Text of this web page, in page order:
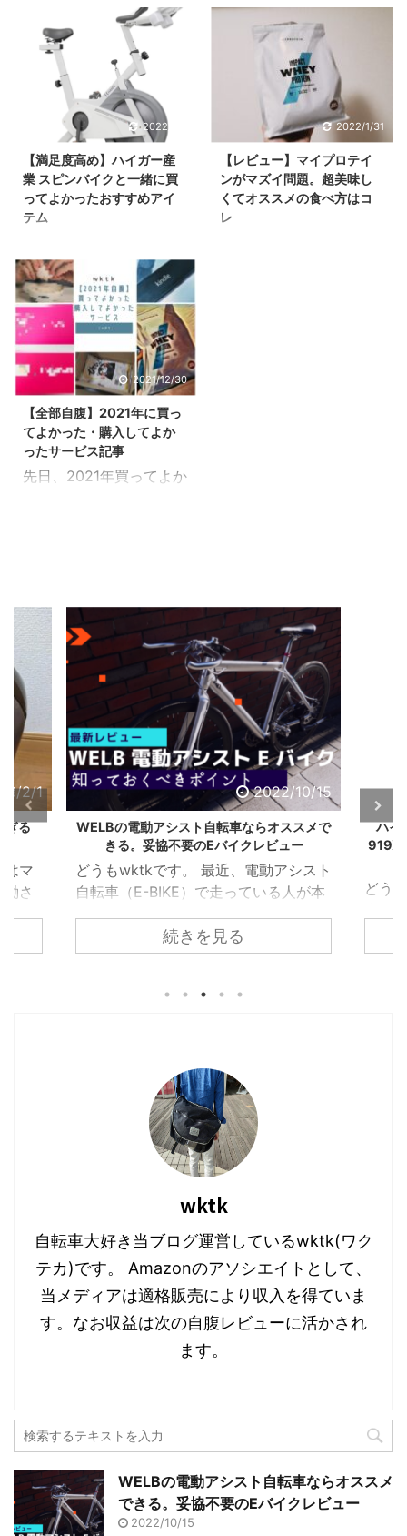
腹購入している私が、深
堀りしつつ解説します。
HG-YX-5006はこんなス
ピンバイク。 まずこれが
HG-YX-5006。 スピン
バイク デジタル計測付き
＼1年保 ...
ザインがかっこイイスピ
ンバイクが欲しい。アル
インコのスピンバイクっ
てどうなんだろう？ oK
です。スピンバイクを自
腹で購入してる私が深堀
りしつつ紹介していきま
す。 最新のアルインコは
グッと来る！ 今回アルイ
...
きすぎてスピンバイクな
んかもハマっています。
スピンバイクはハイガー
産業のHG-YX-5001 を
選択すれば間違いない＜
レビュー＞ さてそんなス
ピンバイクですが、市場
にはいろんな製品があふ
れています。 そこで今回
はこんな方向けの記事。
になる。マンションでも
使えるオススメのスピン
バイクってないかなぁ
oK です。 自腹でスピン
バイクを購入して、常に
ウォッチしてる私が深堀
りしつつ解説します。 こ
の記事 ...
wktk です。自転車大好
きすぎてスピンバイクな
んかもハマっています。
スピンバイクはハイガー
産業のHG-YX-5001 を
選択すれば間違いない＜
レビュー＞ さてそんなス
ピンバイクですが、市場
にはいろんな製品があふ
れています。 そこで今
回はこんな方向けの記
2022/2/7
【満足度高め】ハイガー産
業 スピンバイクと一緒に買
ってよかったおすすめアイ
テム
wktk です。自転車好き
が高じてスピンバイクも
自腹で購入したりしてま
す。 スピンバイクは安い
とは言えない。でもおす
すめする価値は十分にあ
る理由 さてそんなスピン
バイクですが、合わせて
一緒に買ってよかったも
のというのが存在しま
す。 そこで今回はこんな
ンバイク自腹購入マンの
私が、深堀りしつつ解説
します。 【後悔注意】ス
ピンバイク・安い・おス
スメで検索するとヤバい
のに引っかか ...
2022/1/31
【レビュー】マイプロテイ
ンがマズイ問題。超美味し
くてオススメの食べ方はコ
レ
す。たしかにプロテイン
といえば、あんまり美味
しくないイメージ。この
問題を深堀しつつ解説し
ていきましょう。 マイプ
ロテインはそもそ ...
2021/12/30
【全部自腹】2021年に買っ
てよかった・購入してよか
ったサービス記事
先日、2021年買ってよか
ね。 一方で、買ってよ
かったサービス（購入し
て良かったサービス ）に
ついても今年はあるの
で、記事にしたいと思い
ます。 この記事はこんな
方向けの記事です。 生活
のクオリティをあげるよ
うなサービスを導入した
い。何かいいのないかな
ぁ？ oK です。今年も自
腹でいろいろ加入したの
で、良かったものだけを
取り上げていきます。
2/1
ぎる
はマ
さ
前
に
2022/10/15
WELBの電動アシスト自転車ならオススメで
きる。妥協不要のEバイクレビュー
どうもwktkです。 最近、電動アシスト
自転車（E-BIKE）で走っている人が本
当に増えましたよね。 乗ってみるとわ
かるのですが本当に便利でイイ。 ただ
一点の致命的な問題を除いて
そこで今回はこんな方向けの記事。 電
ぁ。。。。デザインが良くテンション
があがる電動アシストは無いのかな？
やっぱり気になってましたか。 電動ア
シスト自転車は特性上バッテリー積む
必要もあり、野暮ったいデザインにな
続きを見る
ハイ
919X
どう
ノー
wktk
自転車大好き当ブログ運営しているwktk(ワク
テカ)です。 Amazonのアソシエイトとして、
当メディアは適格販売により収入を得ていま
す。なお収益は次の自腹レビューに活かされ
ます。
WELBの電動アシスト自転車ならオススメ
できる。妥協不要のEバイクレビュー
2022/10/15